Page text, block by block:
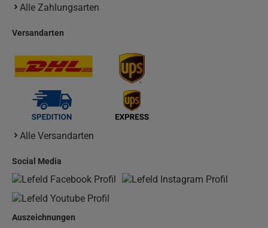
Alle Zahlungsarten
Versandarten
Alle Versandarten
Social Media
Auszeichnungen